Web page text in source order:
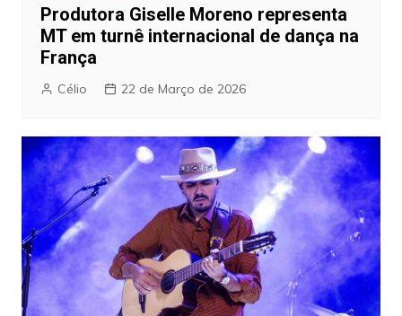
Produtora Giselle Moreno representa
MT em turnê internacional de dança na
França
Célio 22 de Março de 2026